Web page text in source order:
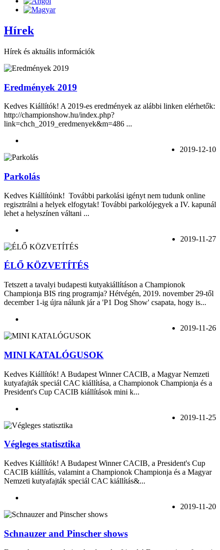
Hírek
Hírek és aktuális információk
Eredmények 2019
Kedves Kiállítók! A 2019-es eredmények az alábbi linken elérhetők:
http://championshow.hu/index.php?
link=chch_2019_eredmenyek&m=486 ...
2019-12-10
Parkolás
Kedves Kiállítóink! További parkolási igényt nem tudunk online
regisztrálni a helyek elfogytak! További parkolójegyek a IV. kapunál
lehet a helyszínen váltani ...
2019-11-27
ÉLŐ KÖZVETÍTÉS
Tetszett a tavalyi budapesti kutyakiállításon a Championok
Championja BIS ring programja? Hétvégén, 2019. november 29-től
december 1-ig újra nálunk jár a 'P1 Dog Show' csapata, hogy is...
2019-11-26
MINI KATALÓGUSOK
Kedves Kiállítók! A Budapest Winner CACIB, a Magyar Nemzeti
kutyafajták speciál CAC kiállítása, a Championok Championja és a
President's Cup CACIB kiállítások mini k...
2019-11-25
Végleges statisztika
Kedves Kiállítók! A Budapest Winner CACIB, a President's Cup
CACIB kiállítás, valamint a Championok Championja és a Magyar
Nemzeti kutyafajták speciál CAC kiállítás&...
2019-11-20
Schnauzer and Pinscher shows